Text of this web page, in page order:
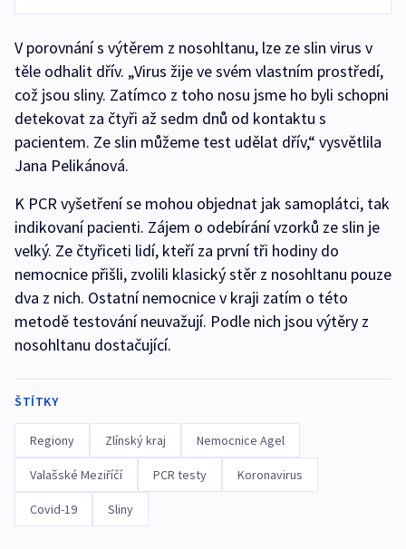
V porovnání s výtěrem z nosohltanu, lze ze slin virus v
těle odhalit dřív. „Virus žije ve svém vlastním prostředí,
což jsou sliny. Zatímco z toho nosu jsme ho byli schopni
detekovat za čtyři až sedm dnů od kontaktu s
pacientem. Ze slin můžeme test udělat dřív,“ vysvětlila
Jana Pelikánová.
K PCR vyšetření se mohou objednat jak samoplátci, tak
indikovaní pacienti. Zájem o odebírání vzorků ze slin je
velký. Ze čtyřiceti lidí, kteří za první tři hodiny do
nemocnice přišli, zvolili klasický stěr z nosohltanu pouze
dva z nich. Ostatní nemocnice v kraji zatím o této
metodě testování neuvažují. Podle nich jsou výtěry z
nosohltanu dostačující.
ŠTÍTKY
Regiony Zlínský kraj Nemocnice Agel
Valašské Meziříčí PCR testy Koronavirus
Covid-19 Sliny